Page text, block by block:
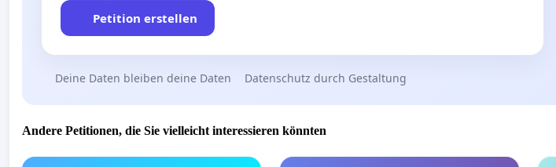
Petition erstellen
Deine Daten bleiben deine Daten Datenschutz durch Gestaltung
Andere Petitionen, die Sie vielleicht interessieren könnten